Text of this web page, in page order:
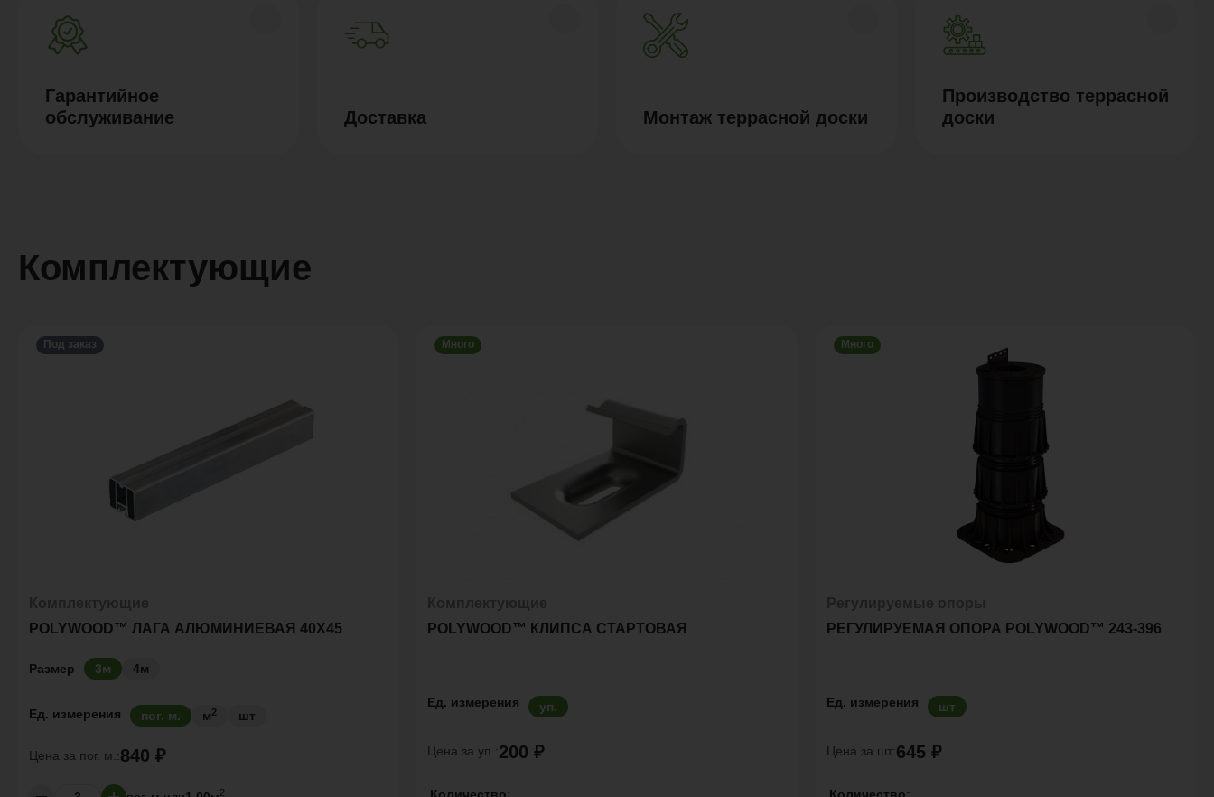
Гарантийное
обслуживание
Доставка Монтаж террасной доски
Производство террасной
доски
Комплектующие
Под заказ
POLYWOOD™ ЛАГА АЛЮМИНИЕВАЯ 40Х45
Размер 3м 4м
Ед. измерения пог. м. м2 шт
Цена за пог. м.:840 ₽
2
Много
POLYWOOD™ КЛИПСА СТАРТОВАЯ
Ед. измерения уп.
Цена за уп.:200 ₽
Много
РЕГУЛИРУЕМАЯ ОПОРА POLYWOOD™ 243-396
Ед. измерения шт
Цена за шт:645 ₽